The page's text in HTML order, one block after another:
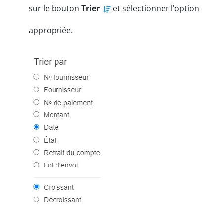
sur le bouton Trier
et sélectionner l’option
appropriée.